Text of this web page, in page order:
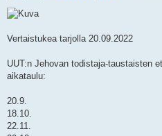
Vertaistukea tarjolla 20.09.2022
UUT:n Jehovan todistaja-taustaisten
aikataulu:
20.9.
18.10.
22.11.